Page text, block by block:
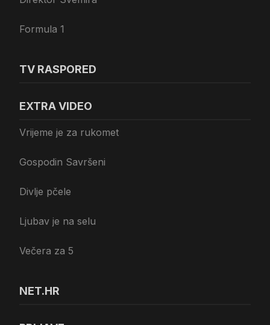
Formula 1
TV RASPORED
EXTRA VIDEO
Vrijeme je za rukomet
Gospodin Savršeni
Divlje pčele
Ljubav je na selu
Večera za 5
NET.HR